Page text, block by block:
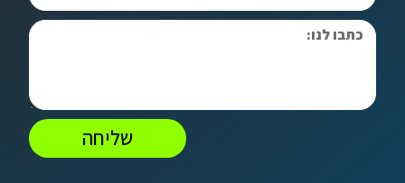
שליחה